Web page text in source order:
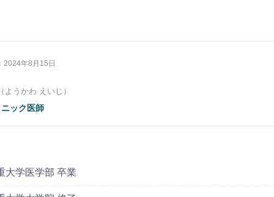
2024年8月15日
ようかわ えいじ）
ック医師
大学医学部 卒業